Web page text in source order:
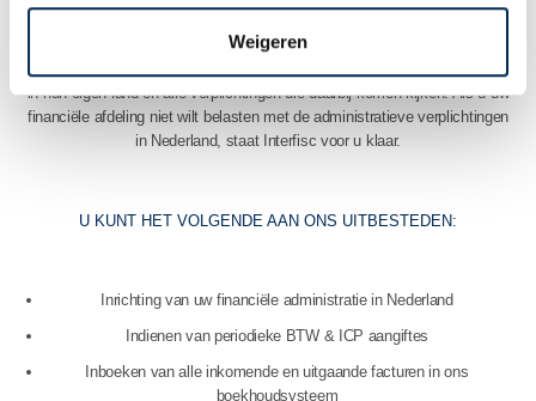
Weigeren
van boekhouding en financiële administratie.
in hun eigen land en alle verplichtingen die daarbij komen kijken. Als u uw
financiële afdeling niet wilt belasten met de administratieve verplichtingen
in Nederland, staat Interfisc voor u klaar.
U KUNT HET VOLGENDE AAN ONS UITBESTEDEN:
Inrichting van uw financiële administratie in Nederland
Indienen van periodieke BTW & ICP aangiftes
Inboeken van alle inkomende en uitgaande facturen in ons
boekhoudsysteem